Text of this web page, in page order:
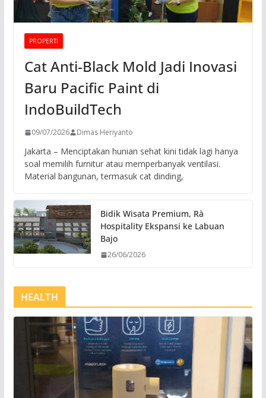
PROPERTI
Cat Anti-Black Mold Jadi Inovasi
Baru Pacific Paint di
IndoBuildTech
09/07/2026 Dimas Heriyanto
Jakarta – Menciptakan hunian sehat kini tidak lagi hanya
soal memilih furnitur atau memperbanyak ventilasi.
Material bangunan, termasuk cat dinding,
Bidik Wisata Premium, Rà
Hospitality Ekspansi ke Labuan
Bajo
26/06/2026
HEALTH